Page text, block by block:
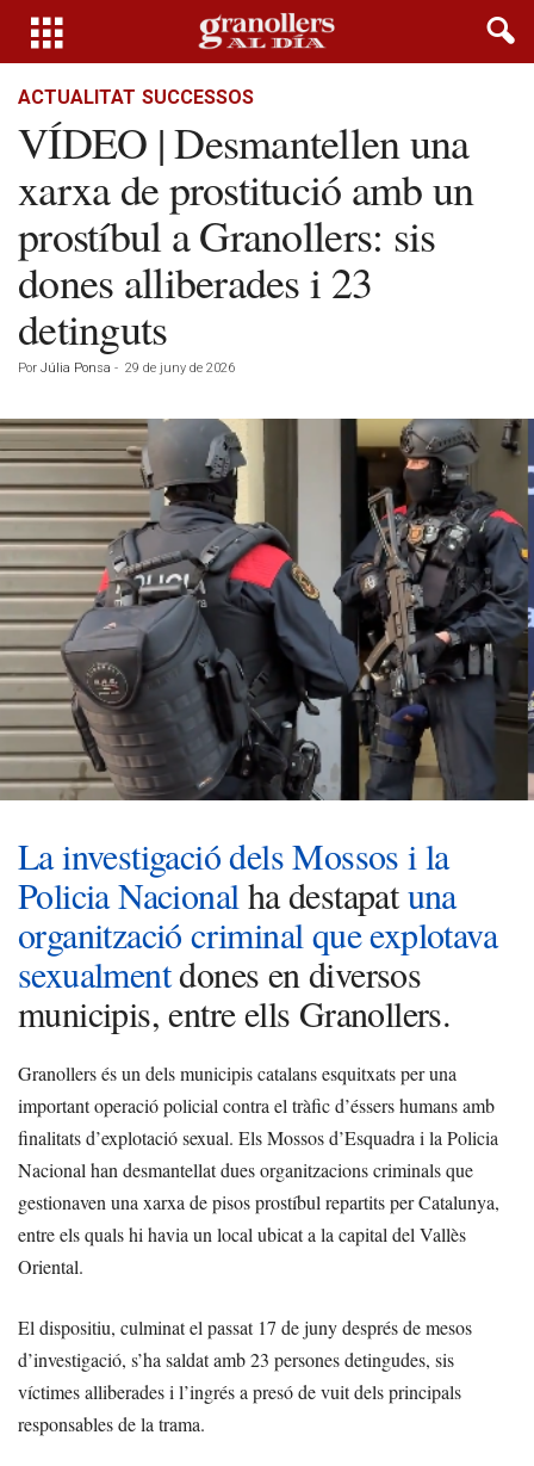
ACTUALITAT SUCCESSOS
VÍDEO | Desmantellen una
xarxa de prostitució amb un
prostíbul a Granollers: sis
dones alliberades i 23
detinguts
Por Júlia Ponsa - 29 de juny de 2026
La investigació dels Mossos i la
Policia Nacionalha destapatuna
organització criminal que explotava
sexualmentdones en diversos
municipis, entre ells Granollers.
Granollers és un dels municipis catalans esquitxats per una
important operació policial contra el tràfic d’éssers humans amb
finalitats d’explotació sexual. Els Mossos d’Esquadra i la Policia
Nacional han desmantellat dues organitzacions criminals que
gestionaven una xarxa de pisos prostíbul repartits per Catalunya,
entre els quals hi havia un local ubicat a la capital del Vallès
Oriental.
El dispositiu, culminat el passat 17 de juny després de mesos
d’investigació, s’ha saldat amb 23 persones detingudes, sis
víctimes alliberades i l’ingrés a presó de vuit dels principals
responsables de la trama.